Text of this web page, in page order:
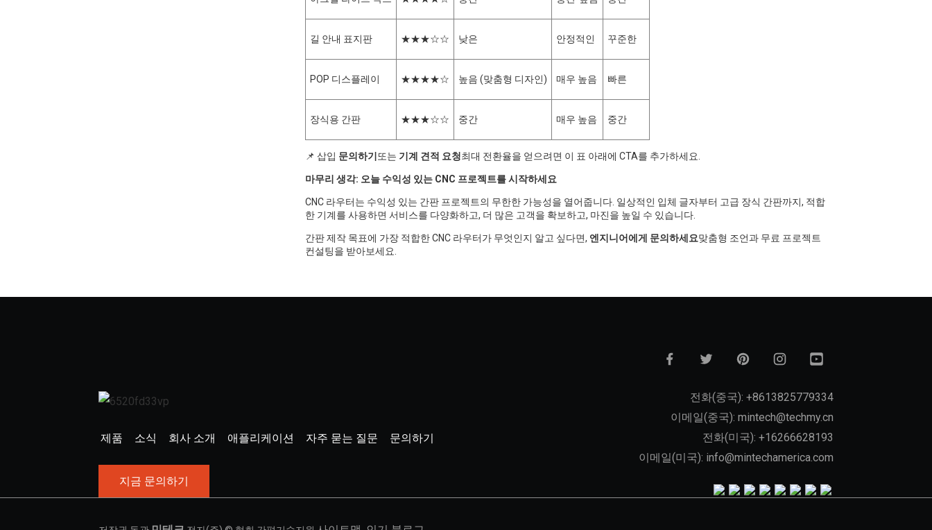
길 안내 표지판 ★★★☆☆ 낮은 안정적인 꾸준한
POP 디스플레이 ★★★★☆ 높음 (맞춤형 디자인) 매우 높음 빠른
장식용 간판 ★★★☆☆ 중간 매우 높음 중간
📌 삽입 문의하기 또는 기계 견적 요청최대 전환율을 얻으려면 이 표 아래에 CTA를 추가하세요.
마무리 생각: 오늘 수익성 있는 CNC 프로젝트를 시작하세요
CNC 라우터는 수익성 있는 간판 프로젝트의 무한한 가능성을 열어줍니다. 일상적인 입체 글자부터 고급 장식 간판까지, 적합
한 기계를 사용하면 서비스를 다양화하고, 더 많은 고객을 확보하고, 마진을 높일 수 있습니다.
간판 제작 목표에 가장 적합한 CNC 라우터가 무엇인지 알고 싶다면, 엔지니어에게 문의하세요맞춤형 조언과 무료 프로젝트
컨설팅을 받아보세요.
제품 소식 회사 소개 애플리케이션 자주 묻는 질문 문의하기
지금 문의하기
전화(중국): +8613825779334
이메일(중국): mintech@techmy.cn
전화(미국): +16266628193
이메일(미국): info@mintechamerica.com